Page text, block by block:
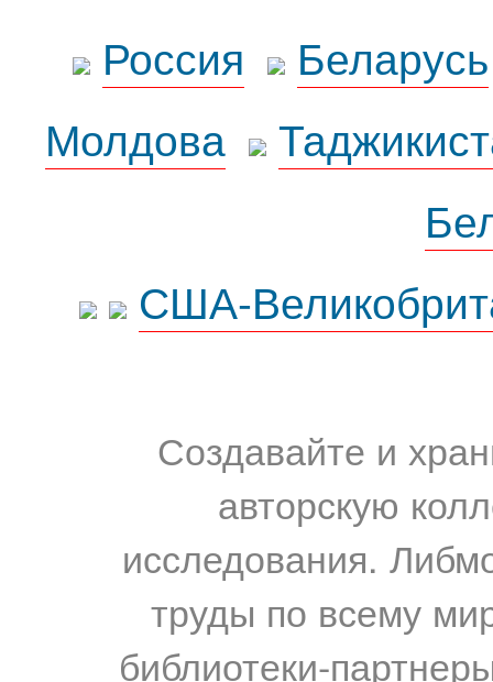
Россия
Беларусь
Молдова
США-
Создавайте и
авторскую
исследования.
труды по всему
библиотеки-